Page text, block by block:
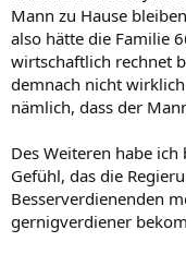
Mann zu Hause
also hätte die Familie
wirtschaftlich rechnet
demnach nicht
nämlich, dass der
Des Weiteren habe
Gefühl, das die
Besserverdienenden
gernigverdiener